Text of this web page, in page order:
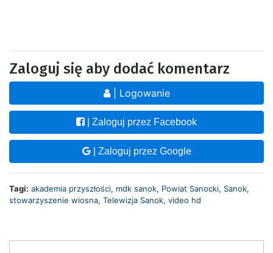
Zaloguj się aby dodać komentarz
| Logowanie
| Zaloguj przez Facebook
| Zaloguj przez Google
Tagi: akademia przyszłości, mdk sanok, Powiat Sanocki, Sanok,
stowarzyszenie wiosna, Telewizja Sanok, video hd